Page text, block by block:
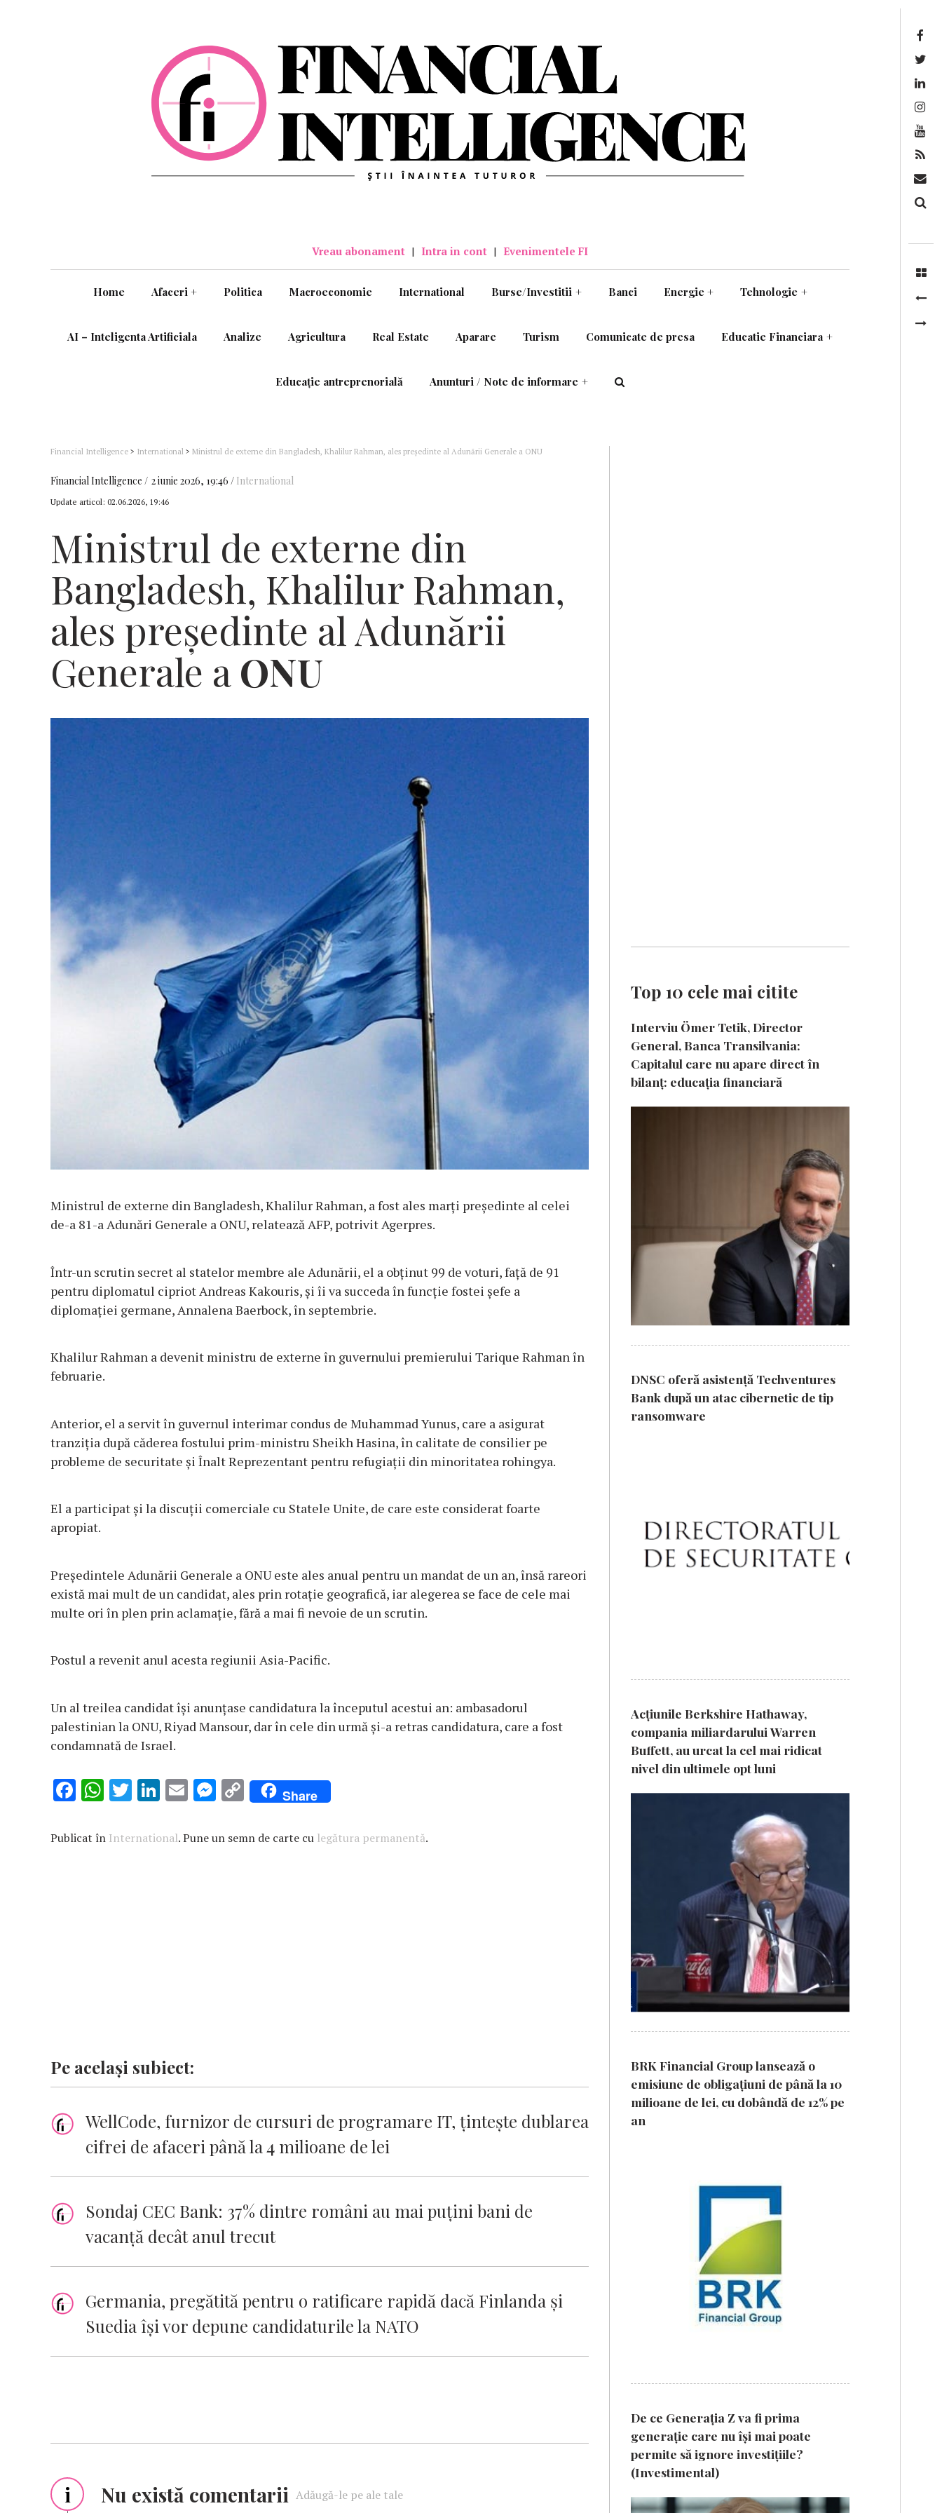
Vreau abonament | Intra in cont | Evenimentele FI
Home Afaceri + Politica Macroeconomie International Burse/Investitii + Banci Energie + Tehnologie +
AI – Inteligenta Artificiala Analize Agricultura Real Estate Aparare Turism Comunicate de presa Educatie Financiara +
Educație antreprenorială Anunturi / Note de informare +
Financial Intelligence > International > Ministrul de externe din Bangladesh, Khalilur Rahman, ales preşedinte al Adunării Generale a ONU
Financial Intelligence 2 iunie 2026, 19:46 International
Update articol: 02.06.2026, 19:46
Ministrul de externe din
Bangladesh, Khalilur Rahman,
ales preşedinte al Adunării
Generale aONU
Ministrul de externe din Bangladesh, Khalilur Rahman, a fost ales marţi preşedinte al celei
de-a 81-a Adunări Generale a ONU, relatează AFP, potrivit Agerpres.
Într-un scrutin secret al statelor membre ale Adunării, el a obţinut 99 de voturi, faţă de 91
pentru diplomatul cipriot Andreas Kakouris, şi îi va succeda în funcţie fostei şefe a
diplomaţiei germane, Annalena Baerbock, în septembrie.
Khalilur Rahman a devenit ministru de externe în guvernului premierului Tarique Rahman în
februarie.
Anterior, el a servit în guvernul interimar condus de Muhammad Yunus, care a asigurat
tranziţia după căderea fostului prim-ministru Sheikh Hasina, în calitate de consilier pe
probleme de securitate şi Înalt Reprezentant pentru refugiaţii din minoritatea rohingya.
El a participat şi la discuţii comerciale cu Statele Unite, de care este considerat foarte
apropiat.
Preşedintele Adunării Generale a ONU este ales anual pentru un mandat de un an, însă rareori
există mai mult de un candidat, ales prin rotaţie geografică, iar alegerea se face de cele mai
multe ori în plen prin aclamaţie, fără a mai fi nevoie de un scrutin.
Postul a revenit anul acesta regiunii Asia-Pacific.
Un al treilea candidat îşi anunţase candidatura la începutul acestui an: ambasadorul
palestinian la ONU, Riyad Mansour, dar în cele din urmă şi-a retras candidatura, care a fost
condamnată de Israel.
F
e
W
at
T
it
Li
k
E
ai
M
se
C
o
p
Share
Publicat în International. Pune un semn de carte cu legătura permanentă.
Pe același subiect:
WellCode, furnizor de cursuri de programare IT, țintește dublarea
cifrei de afaceri până la 4 milioane de lei
Sondaj CEC Bank: 37% dintre români au mai puțini bani de
vacanță decât anul trecut
Germania, pregătită pentru o ratificare rapidă dacă Finlanda şi
Suedia îşi vor depune candidaturile la NATO
i Nu există comentarii Adăugă-le pe ale tale
Top 10 cele mai citite
Interviu Ömer Tetik, Director
General, Banca Transilvania:
Capitalul care nu apare direct în
bilanț: educația financiară
DNSC oferă asistență Techventures
Bank după un atac cibernetic de tip
ransomware
Acțiunile Berkshire Hathaway,
compania miliardarului Warren
Buffett, au urcat la cel mai ridicat
nivel din ultimele opt luni
BRK Financial Group lansează o
emisiune de obligațiuni de până la 10
milioane de lei, cu dobândă de 12% pe
an
De ce Generația Z va fi prima
generație care nu își mai poate
permite să ignore investițiile?
(Investimental)